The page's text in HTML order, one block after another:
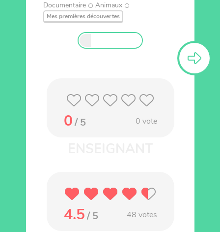
Documentaire Animaux
Mes premières découvertes
0/ 5 0 vote
4.5/ 5 48 votes